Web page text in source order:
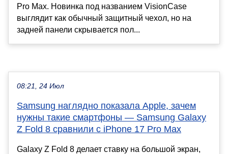
Pro Max. Новинка под названием VisionCase
выглядит как обычный защитный чехол, но на
задней панели скрывается пол...
08:21, 24 Июл
Samsung наглядно показала Apple, зачем
нужны такие смартфоны — Samsung Galaxy
Z Fold 8 сравнили с iPhone 17 Pro Max
Galaxy Z Fold 8 делает ставку на большой экран,